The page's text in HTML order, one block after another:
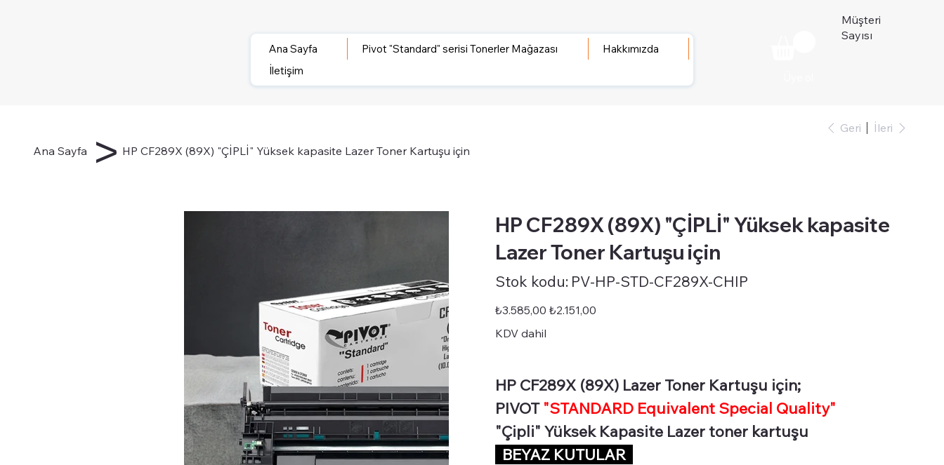
Ana Sayfa Pivot "Standard" serisi Tonerler Mağazası
Hakkımızda
İletişim
Müşteri
Sayısı
Ana Sayfa > HP CF289X (89X) "ÇİPLİ" Yüksek kapasite Lazer Toner Kartuşu için
Geri İleri
HP CF289X (89X) "ÇİPLİ" Yüksek kapasite
Lazer Toner Kartuşu için
Stok kodu:
kodu:
STD-
CF289X-
PV-HP-STD-CF289X-CHIP
Orijinal
fiyat
₺3.585,00 İndirimli
fiyat
₺2.151,00
KDV dahil
HP CF289X (89X) Lazer Toner Kartuşu için;
PIVOT "STANDARD Equivalent Special Quality"
"Çipli" Yüksek Kapasite Lazer toner kartuşu
BEYAZ KUTULAR